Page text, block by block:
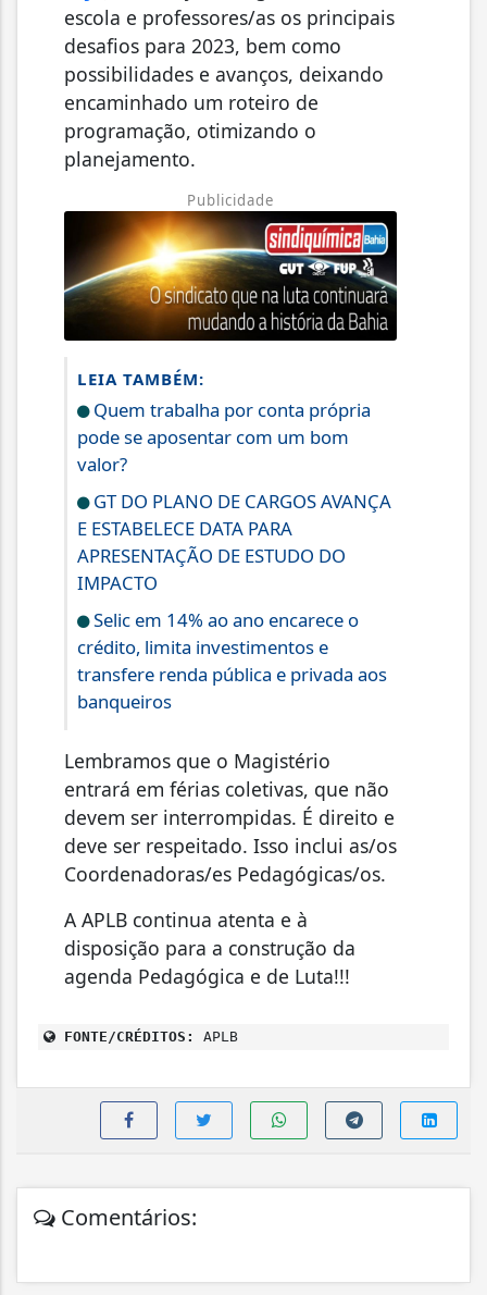
escola e professores/as os principais
desafios para 2023, bem como
possibilidades e avanços, deixando
encaminhado um roteiro de
programação, otimizando o
planejamento.
Publicidade
LEIA TAMBÉM:
Quem trabalha por conta própria
pode se aposentar com um bom
valor?
GT DO PLANO DE CARGOS AVANÇA
E ESTABELECE DATA PARA
APRESENTAÇÃO DE ESTUDO DO
IMPACTO
Selic em 14% ao ano encarece o
crédito, limita investimentos e
transfere renda pública e privada aos
banqueiros
Lembramos que o Magistério
entrará em férias coletivas, que não
devem ser interrompidas. É direito e
deve ser respeitado. Isso inclui as/os
Coordenadoras/es Pedagógicas/os.
A APLB continua atenta e à
disposição para a construção da
agenda Pedagógica e de Luta!!!
FONTE/CRÉDITOS: APLB
Comentários: